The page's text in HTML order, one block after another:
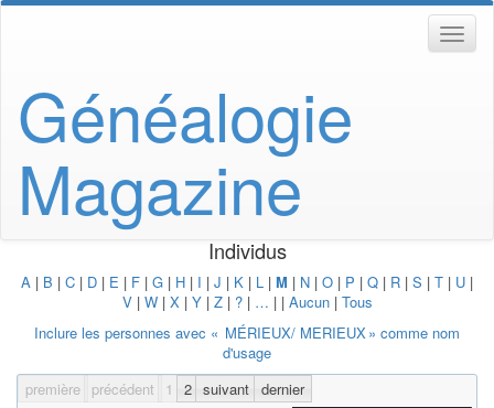
Généalogie
Magazine
Individus
A | B | C | D | E | F | G | H | I | J | K | L | M | N | O | P | Q | R | S | T | U |
V| W| X| Y| Z| ?| … | | Aucun| Tous
Inclure les personnes avec « MÉRIEUX/ MERIEUX» comme nom
d'usage
première précédent 1 2 suivant dernier